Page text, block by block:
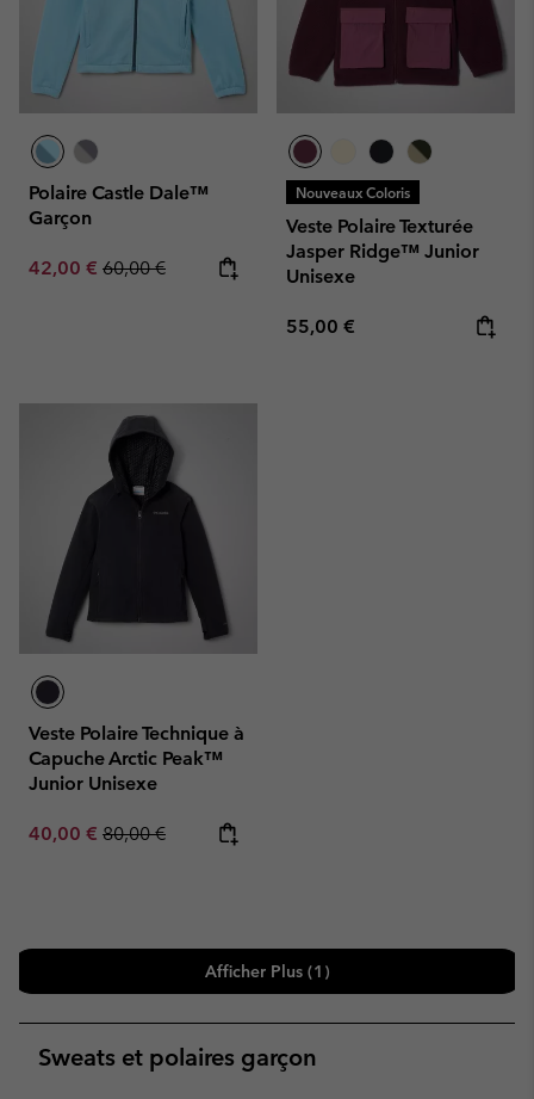
Polaire Castle Dale™
Garçon
Sale price:
42,00 € Regular price:
60,00 €
Nouveaux Coloris
Veste Polaire Texturée
Jasper Ridge™ Junior
Unisexe
Regular price:
55,00 €
Veste Polaire Technique à
Capuche Arctic Peak™
Junior Unisexe
Sale price:
40,00 € Regular price:
80,00 €
Afficher Plus (1)
Sweats et polaires garçon